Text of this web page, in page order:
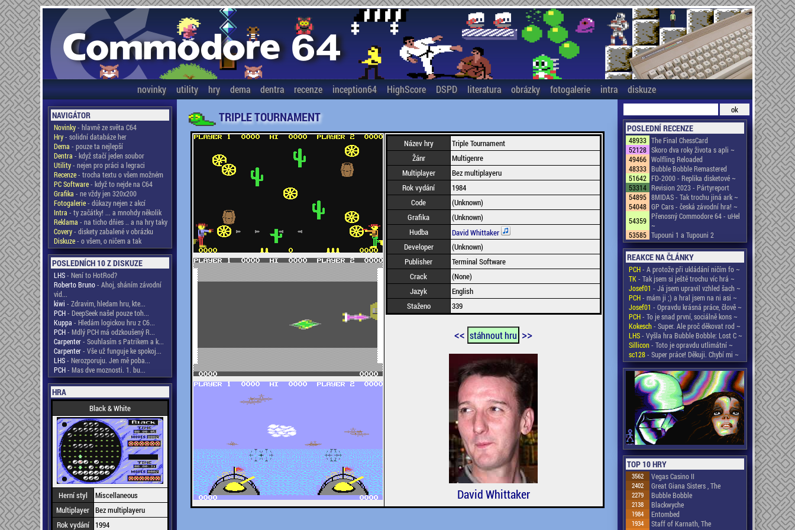
novinky utility hry dema dentra recenze inception64 HighScore DSPD literatura obrázky fotogalerie intra diskuze
NAVIGÁTOR
Novinky- hlavně ze světa C64
Hry- solidní databáze her
Dema - pouze ta nejlepší
Dentra - když stačí jeden soubor
Utility- nejen pro práci a legraci
Recenze- trocha textu o všem možném
PC Software- když to nejde na C64
Grafika - ne vždy jen 320x200
Fotogalerie- důkazy nejen z akcí
Intra - ty začátky! ... a mnohdy několik
Reklama - na ticho dňies .. a na hry taky
Covery- diskety zabalené v obrázku
Diskuze- o všem, o ničem a tak
POSLEDNÍCH 10 Z DISKUZE
LHS- Není to HotRod?
Roberto Bruno- Ahoj, sháním závodní
vid...
kiwi - Zdravim, hledam hru, kte...
PCH- DeepSeek našel pouze toh...
Kuppa - Hledám logickou hru z C6...
PCH- Mdlý PCH má odzkoušený R...
Carpenter- Souhlasím s Patrikem a k...
Carpenter- Vše už funguje ke spokoj...
LHS- Nerozporuju. Jen mě poba...
PCH- Mas dve moznosti. 1. bu...
HRA
Black & White
Herní styl
Miscellaneous
Multiplayer Bez multiplayeru
Rok vydání
1994
TRIPLE TOURNAMENT
Název hry
Triple Tournament
Žánr
Multigenre
Multiplayer
Bez multiplayeru
Rok vydání
1984
Code
(Unknown)
Grafika
(Unknown)
Hudba
David Whittaker
Developer
(Unknown)
Publisher
Terminal Software
Crack
(None)
Jazyk
English
Staženo
339
<< stáhnout hru >>
David Whittaker
POSLEDNÍ RECENZE
48933 The Final ChessCard
52128 Skoro dva roky života s apli ~
49466 Wolfling Reloaded
48333 Bubble Bobble Remastered
51642 FD-2000 - Replika disketové ~
53314 Revision 2023 - Pártyreport
54895 8MIDAS - Tak trochu jiná ark ~
54048 GP Cars - česká závodní hra! ~
54359 Přenosný Commodore 64 - uHel
~
53585 Tupouni 1 a Tupouni 2
REAKCE NA ČLÁNKY
PCH- A protože při ukládání ničím fo ~
TK- Tak jsem si ještě trochu víc hrá ~
Josef01 - Já jsem upravil vzhled šach ~
PCH- mám ji ;) a hral jsem na ni asi ~
Josef01 - Opravdu krásná práce, člově ~
PCH- To je snad první, sociálně kons ~
Kokesch- Super. Ale proč děkovat rod ~
LHS- Vyšla hra Bubble Bobble: Lost C ~
Sillicon- Toto je opravdu utlimátní ~
sc128- Super práce! Děkuji. Chybí mi ~
TOP 10 HRY
3562 Vegas Casino II
2402 Great Giana Sisters , The
2279 Bubble Bobble
2138 Blackwyche
1984 Entombed
1934 Staff of Karnath, The